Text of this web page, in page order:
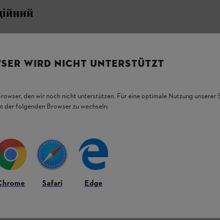
надійно. Напівдолотоподібний ланцюг
вібрації. Так ви валите або обрізаєте
під контролем. Навіть товстіші
Rapid Micro без зусиль.
мм вирізняється низьким рівнем
круглого напилка STIHL для ланцюгів
WIRD NICHT UNTERSTÜTZT
den wir noch nicht unterstützen. Für eine optimale Nutzung unserer
der folgenden Browser zu wechseln:
Safari Edge